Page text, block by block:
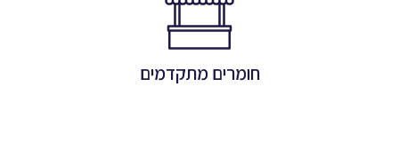
חומרים מתקדמים
הפתרון המושלם לכל עונות השנה
לפרטים